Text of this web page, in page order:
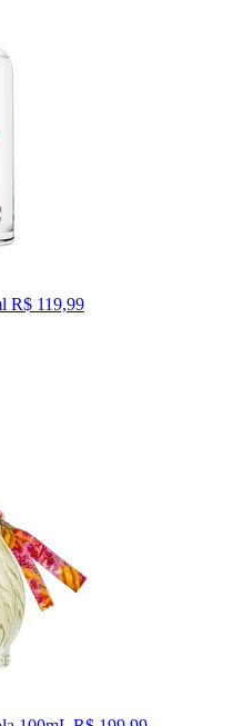
R$ 119,99